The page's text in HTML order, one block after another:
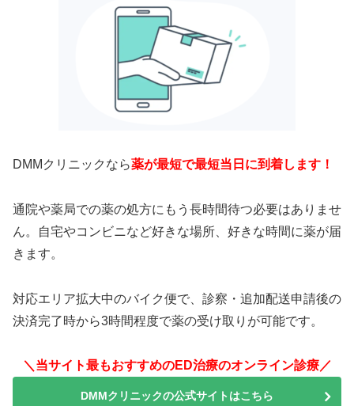
DMMクリニックなら薬が最短で最短当日に到着します！
通院や薬局での薬の処方にもう長時間待つ必要はありませ
ん。自宅やコンビニなど好きな場所、好きな時間に薬が届
きます。
対応エリア拡大中のバイク便で、診察・追加配送申請後の
決済完了時から3時間程度で薬の受け取りが可能です。
＼当サイト最もおすすめのED治療のオンライン診療／
DMMクリニックの公式サイトはこちら